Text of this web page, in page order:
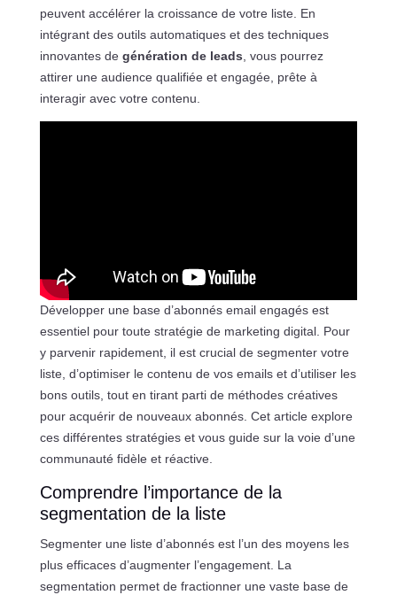
peuvent accélérer la croissance de votre liste. En
intégrant des outils automatiques et des techniques
innovantes de génération de leads , vous pourrez
attirer une audience qualifiée et engagée, prête à
interagir avec votre contenu.
Développer une base d’abonnés email engagés est
essentiel pour toute stratégie de marketing digital. Pour
y parvenir rapidement, il est crucial de segmenter votre
liste, d’optimiser le contenu de vos emails et d’utiliser les
bons outils, tout en tirant parti de méthodes créatives
pour acquérir de nouveaux abonnés. Cet article explore
ces différentes stratégies et vous guide sur la voie d’une
communauté fidèle et réactive.
Comprendre l’importance de la
segmentation de la liste
Segmenter une liste d’abonnés est l’un des moyens les
plus efficaces d’augmenter l’engagement. La
segmentation permet de fractionner une vaste base de